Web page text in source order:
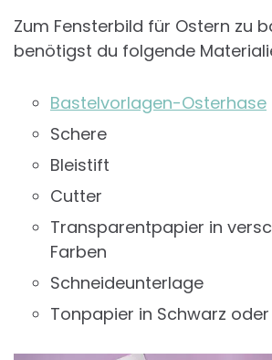
Zum Fensterbild für Ostern zu
benötigst du folgende
Bastelvorlagen-Osterhase
Schere
Bleistift
Cutter
Transparentpapier in
Farben
Schneideunterlage
Tonpapier in Schwarz